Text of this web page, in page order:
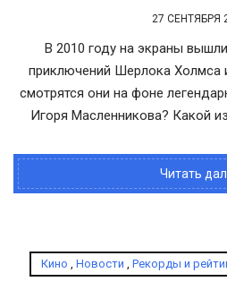
27 СЕНТЯБРЯ
В 2010 году на экраны
приключений Шерлока Холмса
смотрятся они на фоне
Игоря Масленникова? Какой
Читать
Кино , Новости , Рекорды и